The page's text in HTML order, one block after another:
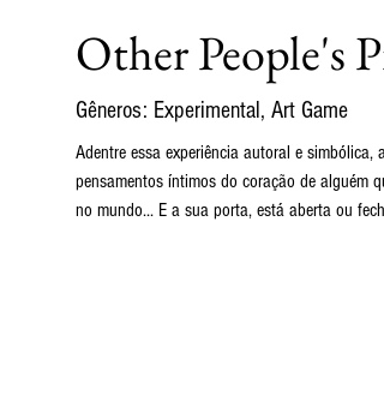
Other People's
Gêneros: Experimental, Art Game
Adentre essa experiência autoral e simbólica,
pensamentos íntimos do coração de alguém
no mundo... E a sua porta, está aberta ou